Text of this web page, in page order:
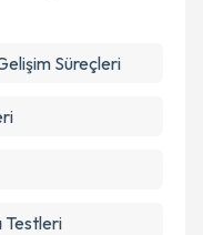
Süreçleri
Testleri